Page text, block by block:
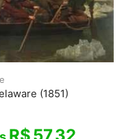
(1851)
R$57,32